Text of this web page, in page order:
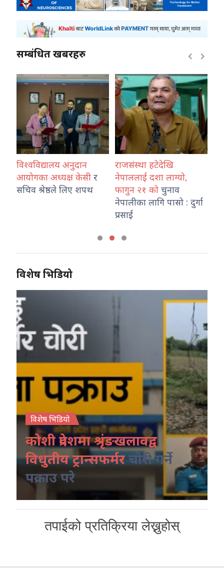
सम्बंधित खबरहरु
विश्वविद्यालय अनुदान
आयोगका अध्यक्ष केसी र
सचिव श्रेष्ठले लिए शपथ
राजसंस्था हटेदेखि
नेपाललाई दशा लाग्यो,
फागुन २१ को चुनाव
नेपालीका लागि पासो : दुर्गा
प्रसाई
विशेष भिडियो
विशेष भिडियो
कोशी प्रदेशमा श्रृंङखलावद्व
विधुतीय ट्रान्सफर्मरचोरी गर्ने
पक्राउ परे
तपाईको प्रतिक्रिया लेख्नुहोस्